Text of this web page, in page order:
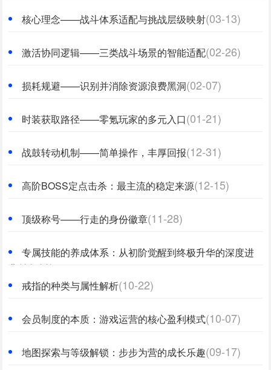
核心理念——战斗体系适配与挑战层级映射(03-13)
激活协同逻辑——三类战斗场景的智能适配(02-26)
损耗规避——识别并消除资源浪费黑洞(02-07)
时装获取路径——零氪玩家的多元入口(01-21)
战鼓转动机制——简单操作，丰厚回报(12-31)
高阶BOSS定点击杀：最主流的稳定来源(12-15)
顶级称号——行走的身份徽章(11-28)
专属技能的养成体系：从初阶觉醒到终极升华的深度进
化 (11-11)
戒指的种类与属性解析(10-22)
会员制度的本质：游戏运营的核心盈利模式(10-07)
地图探索与等级解锁：步步为营的成长乐趣(09-17)